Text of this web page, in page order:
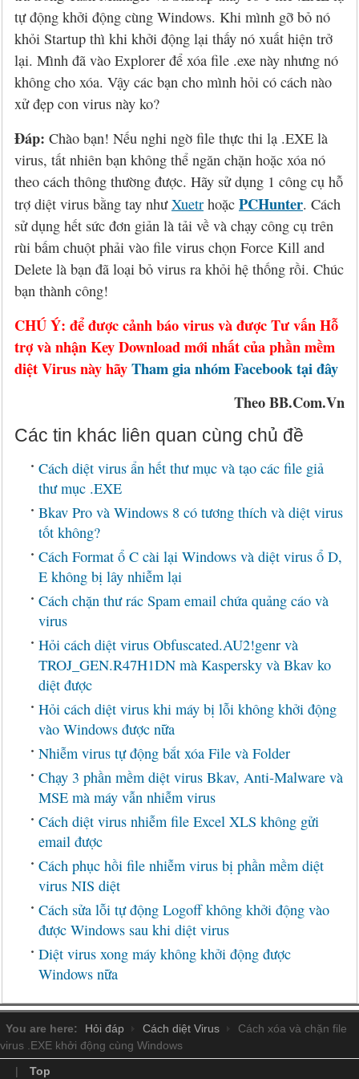
Đặt mua
Liên hệ
Eset NOD32 2027
Panda 2026, 2027
CMC InfoSec
Sucuri Website Scanner
Bkav Heartbleed Scanner
Cứu dữ liệu bị virus mã hóa
Diệt virus mã hóa dữ liệu
Đặt mua Eset
Đặt mua Panda
Đặt mua BullGuard
Đặt mua F-Secure
Đặt mua G DATA
Đặt mua Malwarebytes
Đặt mua Symantec
Chính sách bảo mật
Thông tin về BB.Com.Vn
tự động khởi động cùng Windows. Khi mình gỡ bỏ nó
khỏi Startup thì khi khởi động lại thấy nó xuất hiện trở
lại. Mình đã vào Explorer để xóa file .exe này nhưng nó
không cho xóa. Vậy các bạn cho mình hỏi có cách nào
xử đẹp con virus này ko?
Đáp: Chào bạn! Nếu nghi ngờ file thực thi lạ .EXE là
virus, tất nhiên bạn không thể ngăn chặn hoặc xóa nó
theo cách thông thường được. Hãy sử dụng 1 công cụ hỗ
trợ diệt virus bằng tay nhưXuetr hoặc PCHunter. Cách
sử dụng hết sức đơn giản là tải về và chạy công cụ trên
rùi bấm chuột phải vào file virus chọn Force Kill and
Delete là bạn đã loại bỏ virus ra khỏi hệ thống rồi. Chúc
bạn thành công!
CHÚ Ý: để được cảnh báo virus và được Tư vấn Hỗ
trợ và nhận Key Download mới nhất của phần mềm
diệt Virus này hãyTham gia nhóm Facebook tại đây
Theo BB.Com.Vn
Các tin khác liên quan cùng chủ đề
Cách diệt virus ẩn hết thư mục và tạo các file giả
thư mục .EXE
Bkav Pro và Windows 8 có tương thích và diệt virus
tốt không?
Cách Format ổ C cài lại Windows và diệt virus ổ D,
E không bị lây nhiễm lại
Cách chặn thư rác Spam email chứa quảng cáo và
virus
Hỏi cách diệt virus Obfuscated.AU2!genr và
TROJ_GEN.R47H1DN mà Kaspersky và Bkav ko
diệt được
Hỏi cách diệt virus khi máy bị lỗi không khởi động
vào Windows được nữa
Nhiễm virus tự động bắt xóa File và Folder
Chạy 3 phần mềm diệt virus Bkav, Anti-Malware và
MSE mà máy vẫn nhiễm virus
Cách diệt virus nhiễm file Excel XLS không gửi
email được
Cách phục hồi file nhiễm virus bị phần mềm diệt
virus NIS diệt
Cách sửa lỗi tự động Logoff không khởi động vào
được Windows sau khi diệt virus
Diệt virus xong máy không khởi động được
Windows nữa
You are here: Hỏi đáp Cách diệt Virus
Cách xóa và chặn file
virus .EXE khởi động cùng Windows
|
Top